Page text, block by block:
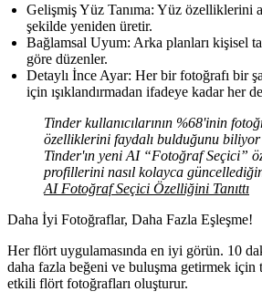
Gelişmiş Yüz Tanıma: Yüz özelliklerini
şekilde yeniden üretir.
Bağlamsal Uyum: Arka planları kişisel
göre düzenler.
Detaylı İnce Ayar: Her bir fotoğrafı bir
için ışıklandırmadan ifadeye kadar her
Tinder kullanıcılarının %68'inin
özelliklerini faydalı bulduğunu
Tinder'ın yeni AI “Fotoğraf Seçici”
profillerini nasıl kolayca
AI Fotoğraf Seçici Özelliğini Tanıttı
Daha İyi Fotoğraflar, Daha Fazla Eşleşme!
Her flört uygulamasında en iyi görün. 10
daha fazla beğeni ve buluşma getirmek için
etkili flört fotoğrafları oluşturur.